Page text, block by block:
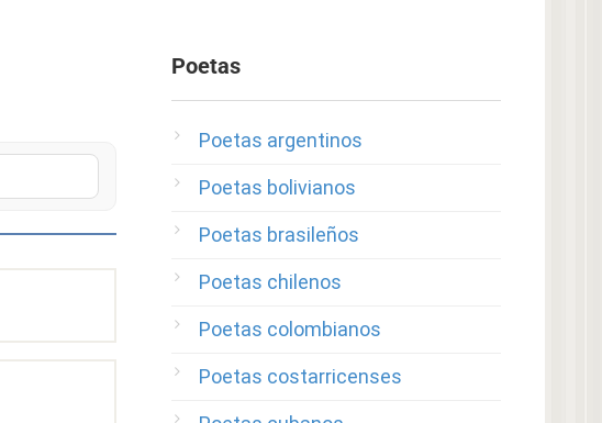
Poetas
Poetas argentinos
Poetas bolivianos
Poetas brasileños
Poetas chilenos
Poetas colombianos
Poetas costarricenses